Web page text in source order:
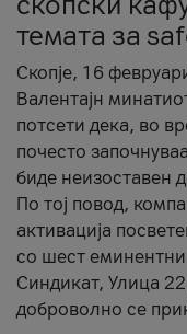
темата за
Скопје, 16
Валентајн
потсети дека, во
почесто
биде неизоставен
По тој повод,
активација
со шест
Синдикат, Улица
доброволно се